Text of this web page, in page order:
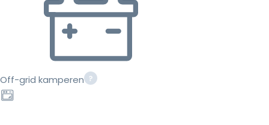
Off-grid kamperen